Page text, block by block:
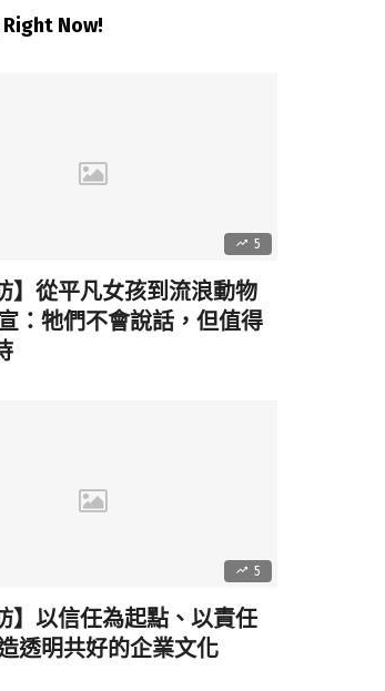
Now!
5
】從平凡女孩到流浪動物
：牠們不會說話，但值得
5
】以信任為起點、以責任
透明共好的企業文化